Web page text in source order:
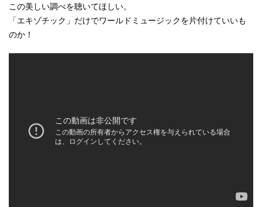
この美しい調べを聴いてほしい。
「エキゾチック」だけでワールドミュージックを片付けていいも
のか！